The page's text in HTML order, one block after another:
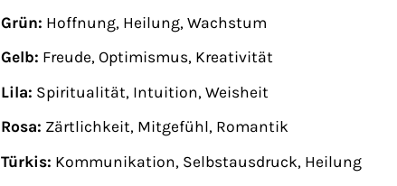
Grün: Hoffnung, Heilung, Wachstum
Gelb: Freude, Optimismus, Kreativität
Lila: Spiritualität, Intuition, Weisheit
Rosa: Zärtlichkeit, Mitgefühl, Romantik
Türkis: Kommunikation, Selbstausdruck, Heilung